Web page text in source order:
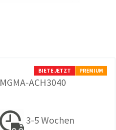
BIETE JETZT PREMIUM
MGMA-ACH3040
3-5 Wochen